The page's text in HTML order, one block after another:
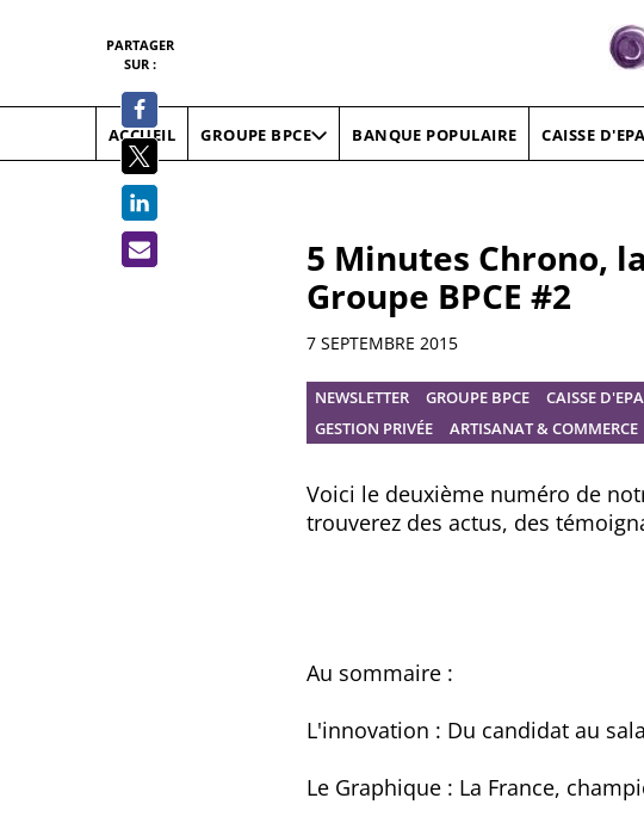
ACCUEIL GROUPE BPCE BANQUE POPULAIRE CAISSE
5 Minutes Chrono,
Groupe BPCE #2
Résumé
7 SEPTEMBRE 2015
NEWSLETTER GROUPE BPCE CAISSE
GESTION PRIVÉE
ARTISANAT & COMMERCE
Voici le deuxième numéro de
trouverez des actus, des
PARTAGER
SUR :
Au sommaire :
L'innovation : Du candidat au
Le Graphique : La France,